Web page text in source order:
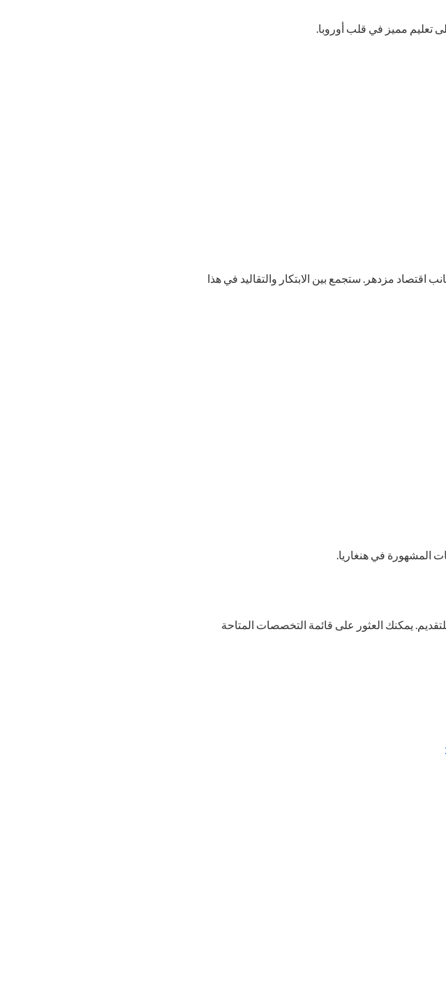
تعليم مميز في قلب أوروبا.
اقتصاد مزدهر. ستجمع بين الابتكار والتقاليد في هذا
المشهورة في هنغاريا.
يمكنك العثور على قائمة التخصصات المتاحة